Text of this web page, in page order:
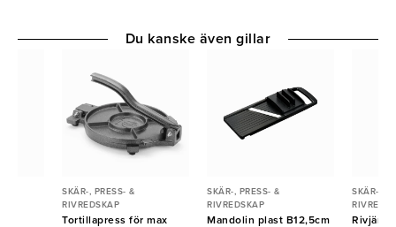
SKÄR-, PRESS- &
RIVREDSKAP
Tortillapress för max
SKÄR-, PRESS- &
RIVREDSKAP
Mandolin plast B12,5cm
SKÄR-,
Rivjärn
Du kanske även gillar